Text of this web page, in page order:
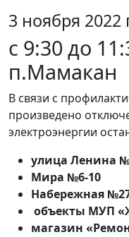
3 ноября 2022
с 9:30 до
п.Мамакан
В связи с
произведено
электроэнергии
улица Ленина
Мира №6-10
Набережная
объекты МУП
магазин